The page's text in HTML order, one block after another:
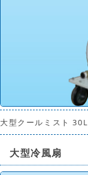
大型クールミスト 30L
大型冷風扇